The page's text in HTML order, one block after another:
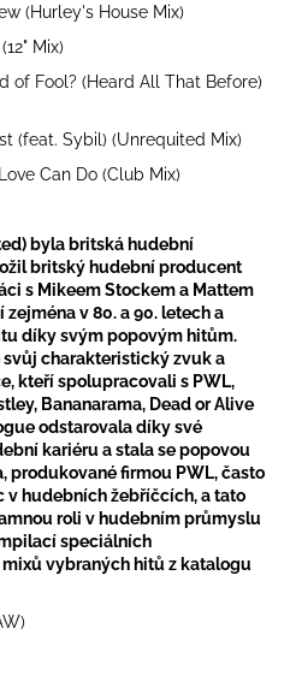
(Hurley's House Mix)
Mix)
of Fool? (Heard All That Before)
(feat. Sybil) (Unrequited Mix)
Can Do (Club Mix)
byla britská hudební
britský hudební producent
s Mikeem Stockem a Mattem
v 80. a 90. letech a
díky svým popovým hitům.
svůj charakteristický zvuk a
kteří spolupracovali s PWL,
Bananarama, Dead or Alive
odstarovala díky své
kariéru a stala se popovou
produkované firmou PWL, často
v hudebních žebříčcích, a tato
roli v hudebním průmyslu
speciálních
vybraných hitů z katalogu